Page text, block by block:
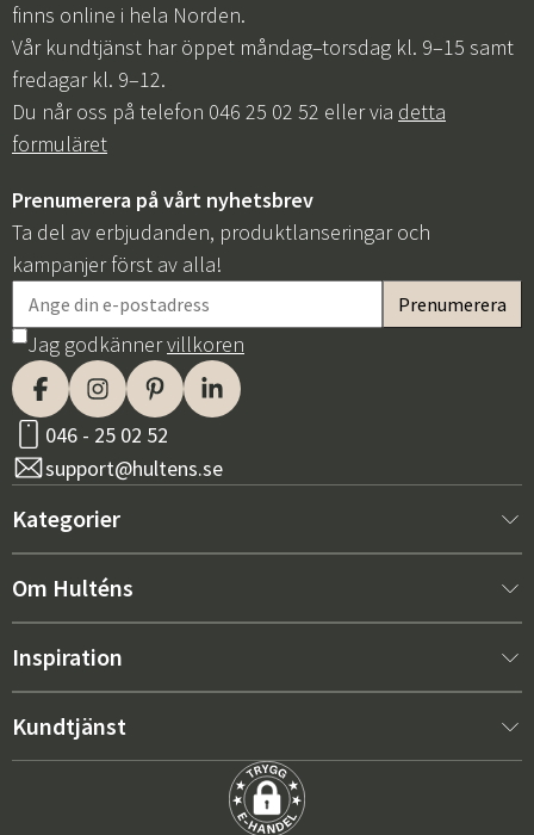
finns online i hela Norden.
Vår kundtjänst har öppet måndag–torsdag kl. 9–15 samt
fredagar kl. 9–12.
Du når oss på telefon 046 25 02 52 eller via detta
formuläret
Prenumerera på vårt nyhetsbrev
Ta del av erbjudanden, produktlanseringar och
kampanjer först av alla!
Jag godkännervillkoren
046 - 25 02 52
support@hultens.se
Kategorier
Nytt hos oss
Inredning
Utemöbler
Om Hulténs
Om Hulténs
Säljavdelning
Inspiration
Bästsäljare
Trendspaning: Utemöbler 2026
Kundtjänst